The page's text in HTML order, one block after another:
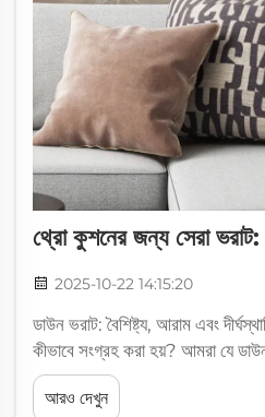
থ্রো কুশনের জন্য সেরা ভরাট:
2025-10-22 14:15:20
ডাউন ভরাট: বৈশিষ্ট্য, আরাম এবং
কীভাবে সংগ্রহ করা হয়? আমরা যে
হরিণের বাইরের স্তরের ঠিক নীচে
পালকগুলি সংগ্রহ করা হয়...
আরও দেখুন